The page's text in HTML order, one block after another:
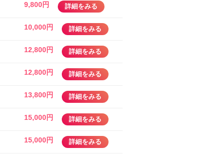
9,800円 詳細をみる
10,000円 詳細をみる
12,800円 詳細をみる
12,800円 詳細をみる
13,800円 詳細をみる
15,000円 詳細をみる
15,000円 詳細をみる